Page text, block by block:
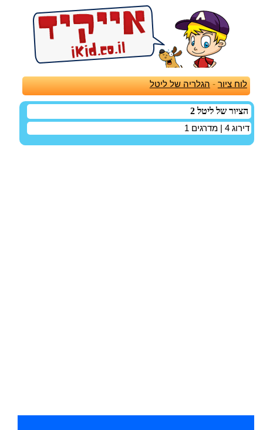
לוח ציור - הגלריה של ליטל
הציור של ליטל 2
דירוג 4 | מדרגים 1